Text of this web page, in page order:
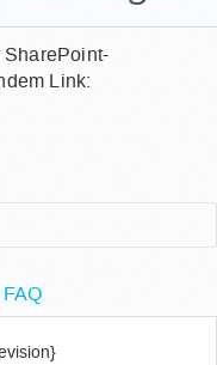
SharePoint-
Link:
Forms auf meiner